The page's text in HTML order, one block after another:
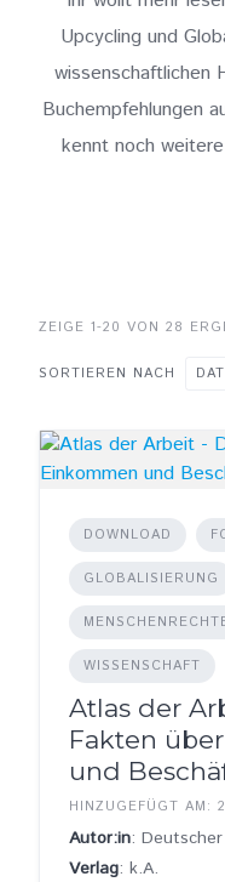
Upcycling und
wissenschaftlichen
Buchempfehlungen
kennt noch
ZEIGE 1-20 VON 28
SORTIEREN NACH
DOWNLOAD
GLOBALISIERUNG
WISSENSCHAFT
Atlas der
Fakten
und
HINZUGEFÜGT AM:
Autor:in:
Verlag: k.A.